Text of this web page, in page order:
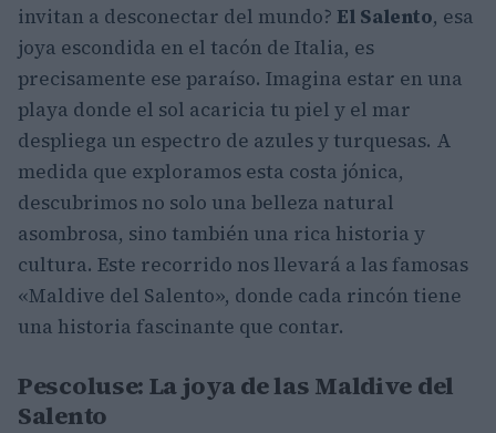
invitan a desconectar del mundo? El Salento, esa
joya escondida en el tacón de Italia, es
precisamente ese paraíso. Imagina estar en una
playa donde el sol acaricia tu piel y el mar
despliega un espectro de azules y turquesas. A
medida que exploramos esta costa jónica,
descubrimos no solo una belleza natural
asombrosa, sino también una rica historia y
cultura. Este recorrido nos llevará a las famosas
«Maldive del Salento», donde cada rincón tiene
una historia fascinante que contar.
Pescoluse: La joya de las Maldive del
Salento